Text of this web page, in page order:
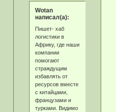
Wotan
написал(а):
Пишет- хаб
логистики в
Африку, где наши
компании
помогают
страждущим
избавлять от
ресурсов вместе
с китайцами,
французами и
турками. Видимо